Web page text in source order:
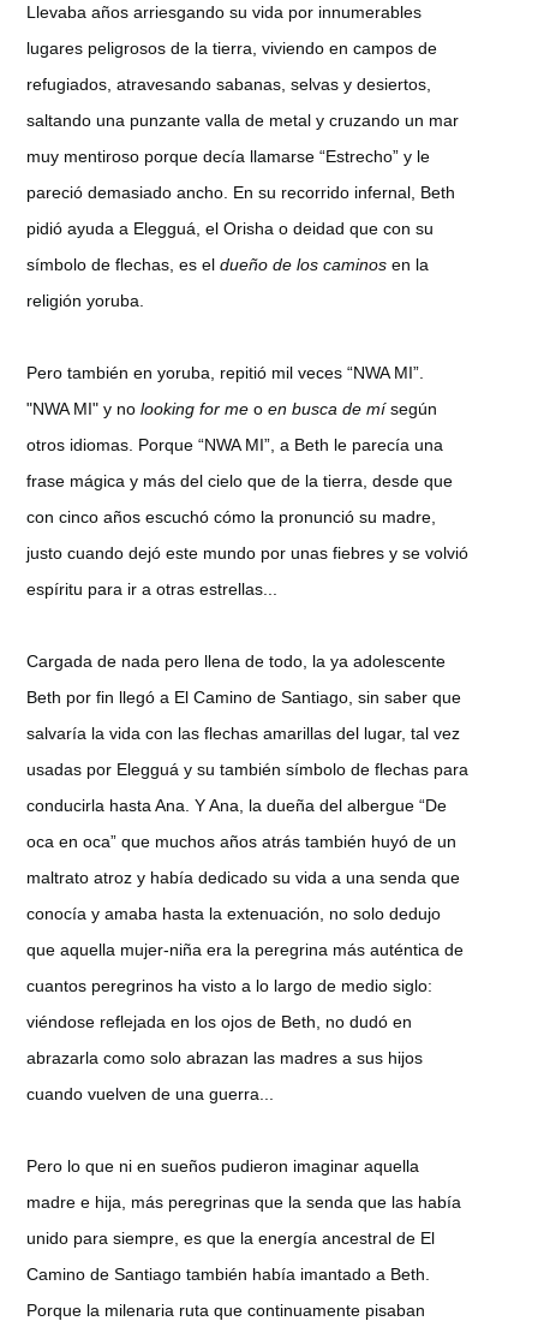
Llevaba años arriesgando su vida por innumerables
lugares peligrosos de la tierra, viviendo en campos de
refugiados, atravesando sabanas, selvas y desiertos,
saltando una punzante valla de metal y cruzando un mar
muy mentiroso porque decía llamarse “Estrecho” y le
pareció demasiado ancho. En su recorrido infernal, Beth
pidió ayuda a Elegguá, el Orisha o deidad que con su
símbolo de flechas, es eldueño de los caminos en la
religión yoruba.
Pero también en yoruba, repitió mil veces “NWA MI”.
"NWA MI" y nolooking for me oen busca de mísegún
otros idiomas. Porque “NWA MI”, a Beth le parecía una
frase mágica y más del cielo que de la tierra, desde que
con cinco años escuchó cómo la pronunció su madre,
justo cuando dejó este mundo por unas fiebres y se volvió
espíritu para ir a otras estrellas...
Cargada de nada pero llena de todo, la ya adolescente
Beth por fin llegó a El Camino de Santiago, sin saber que
salvaría la vida con las flechas amarillas del lugar, tal vez
usadas por Elegguá y su también símbolo de flechas para
conducirla hasta Ana. Y Ana, la dueña del albergue “De
oca en oca” que muchos años atrás también huyó de un
maltrato atroz y había dedicado su vida a una senda que
conocía y amaba hasta la extenuación, no solo dedujo
que aquella mujer-niña era la peregrina más auténtica de
cuantos peregrinos ha visto a lo largo de medio siglo:
viéndose reflejada en los ojos de Beth, no dudó en
abrazarla como solo abrazan las madres a sus hijos
cuando vuelven de una guerra...
Pero lo que ni en sueños pudieron imaginar aquella
madre e hija, más peregrinas que la senda que las había
unido para siempre, es que la energía ancestral de El
Camino de Santiago también había imantado a Beth.
Porque la milenaria ruta que continuamente pisaban